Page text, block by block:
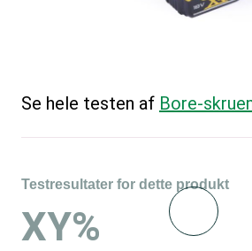
Se hele testen af Bore-
Testresultater for dette produkt
XY%